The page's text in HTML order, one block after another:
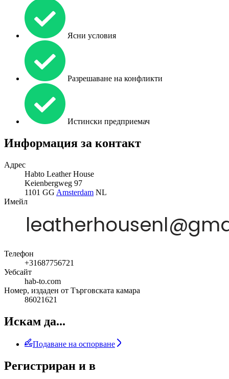
Ясни условия
Разрешаване на конфликти
Истински предприемач
Информация за контакт
Адрес
Habto Leather House
Keienbergweg 97
1101 GG Amsterdam NL
Имейл
Телефон
+31687756721
Уебсайт
hab-to.com
Номер, издаден от Търговската камара
86021621
Искам да...
Подаване на оспорване
Регистриран и в